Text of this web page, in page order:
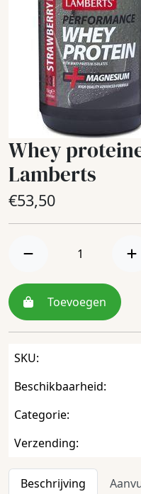
Whey
Lamberts
€53,50
Toevoegen
SKU:
Beschikbaarheid:
Categorie:
Verzending:
Beschrijving